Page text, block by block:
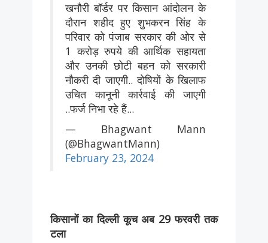
खनौरी बॉर्डर पर किसान आंदोलन के
दौरान शहीद हुए शुभकरन सिंह के
परिवार को पंजाब सरकार की ओर से
1 करोड़ रुपये की आर्थिक सहायता
और उनकी छोटी बहन को सरकारी
नौकरी दी जाएगी.. दोषियों के खिलाफ
उचित कानूनी कार्रवाई की जाएगी
..फर्ज निभा रहे हैं...
— Bhagwant Mann
(@BhagwantMann)
February 23, 2024
किसानों का दिल्ली कूच अब 29 फरवरी तक
टला